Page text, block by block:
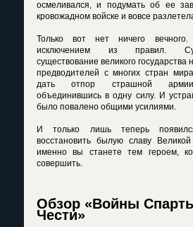
осмеливался, и подумать об ее
кровожадном войске и вовсе
Только вот нет ничего
исключением из правил.
существование великого государства
предводителей с многих стран
дать отпор страшной армии,
объединившись в одну силу. И
было повалено общими усилиями.
И только лишь теперь
восстановить былую славу
именно вы станете тем героем,
совершить.
Обзор «Войны
Чести»